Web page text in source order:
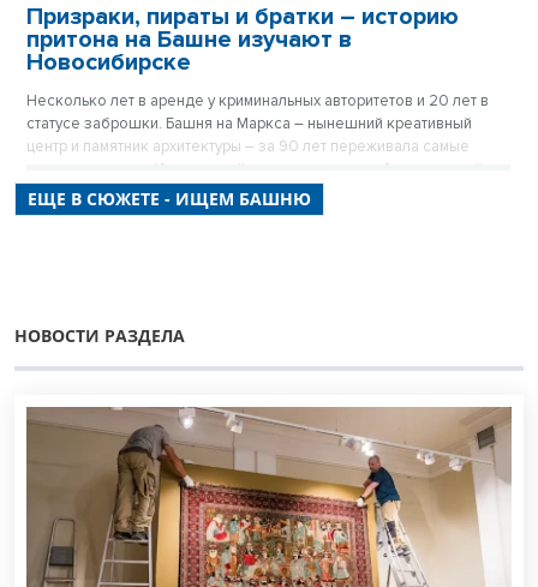
Призраки, пираты и братки – историю
притона на Башне изучают в
Новосибирске
Несколько лет в аренде у криминальных авторитетов и 20 лет в
статусе заброшки. Башня на Маркса – нынешний креативный
центр и памятник архитектуры – за 90 лет переживала самые
разные времена. Истории о тёмных временах и обитателях сейчас
собирают хранители Башни.
ЕЩЕ В СЮЖЕТЕ - ИЩЕМ БАШНЮ
НОВОСТИ РАЗДЕЛА